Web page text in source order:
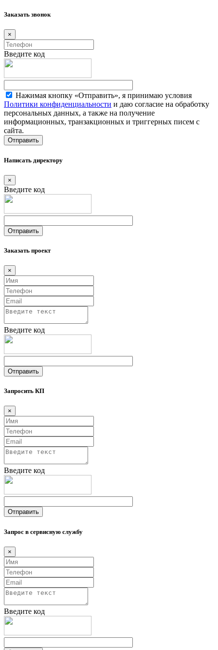
Заказать звонок
×
Введите код
Нажимая кнопку «Отправить», я принимаю условия
Политики конфиденциальности и даю согласие на обработку
персональных данных, а также на получение
информационных, транзакционных и триггерных писем с
сайта.
Написать директору
×
Введите код
Заказать проект
×
Введите код
Запросить КП
×
Введите код
Запрос в сервисную службу
×
Введите код